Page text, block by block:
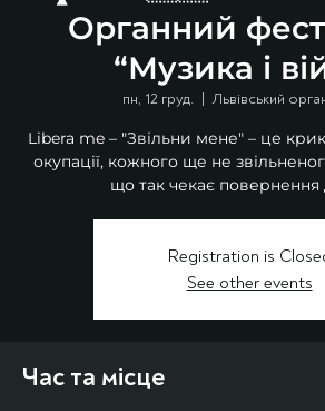
Органний
“Музика і
пн, 12 груд.
  |
Львівський
Libera me – "Звільни мене" – це
окупації, кожного ще не
що так чекає повернення
Registration is
See other events
Час та місце